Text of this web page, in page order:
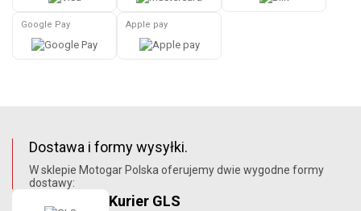
Google Pay Apple pay
Dostawa i formy wysyłki.
W sklepie Motogar Polska oferujemy dwie wygodne formy
dostawy:
Kurier GLS